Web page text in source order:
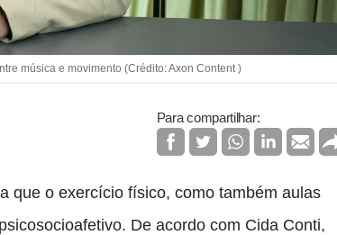
música e movimento (Crédito: Axon Content )
Para compartilhar:
que o exercício físico, como também aulas
De acordo com Cida Conti,